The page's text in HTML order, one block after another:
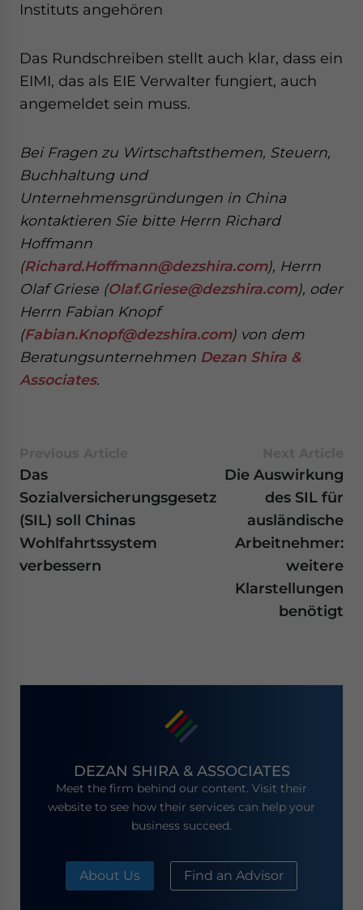
Instituts angehören
Das Rundschreiben stellt auch klar, dass ein
EIMI, das als EIE Verwalter fungiert, auch
angemeldet sein muss.
Bei Fragen zu Wirtschaftsthemen, Steuern,
Buchhaltung und
Unternehmensgründungen in China
kontaktieren Sie bitte Herrn Richard
Hoffmann
(Richard.Hoffmann@dezshira.com), Herrn
Olaf Griese (Olaf.Griese@dezshira.com), oder
Herrn Fabian Knopf
(Fabian.Knopf@dezshira.com) von dem
Beratungsunternehmen Dezan Shira &
Associates.
Das
Sozialversicherungsgesetz
(SIL) soll Chinas
Wohlfahrtssystem
verbessern
Die Auswirkung
des SIL für
ausländische
Arbeitnehmer:
weitere
Klarstellungen
benötigt
DEZAN SHIRA & ASSOCIATES
Meet the firm behind our content. Visit their
website to see how their services can help your
business succeed.
About Us Find an Advisor